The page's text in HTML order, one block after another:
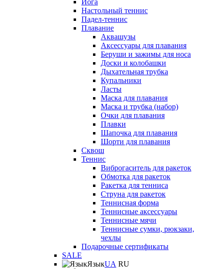
Йога
Настольный теннис
Падел-теннис
Плавание
Аквашузы
Аксессуары для плавания
Беруши и зажимы для носа
Доски и колобашки
Дыхательная трубка
Купальники
Ласты
Маска для плавания
Маска и трубка (набор)
Очки для плавания
Плавки
Шапочка для плавания
Шорти для плавания
Сквош
Теннис
Виброгаситель для ракеток
Обмотка для ракеток
Ракетка для тенниса
Струна для ракеток
Теннисная форма
Теннисные аксессуары
Теннисные мячи
Теннисные сумки, рюкзаки,
чехлы
Подарочные сертификаты
SALE
ЯзыкUA RU